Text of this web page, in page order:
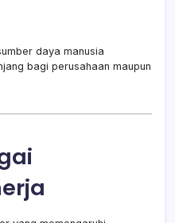
daya manusia
bagi perusahaan maupun